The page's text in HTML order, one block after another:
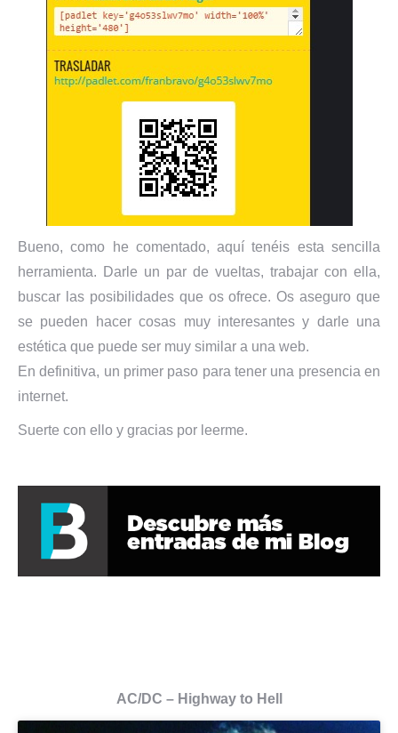
Bueno, como he comentado, aquí tenéis esta sencilla
herramienta. Darle un par de vueltas, trabajar con ella,
buscar las posibilidades que os ofrece. Os aseguro que
se pueden hacer cosas muy interesantes y darle una
estética que puede ser muy similar a una web.
En definitiva, un primer paso para tener una presencia en
internet.
Suerte con ello y gracias por leerme.
AC/DC – Highway to Hell